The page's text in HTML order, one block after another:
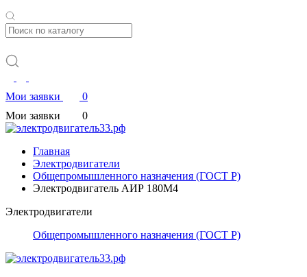
Мои заявки
0
Мои заявки
0
Главная
Электродвигатели
Общепромышленного назначения (ГОСТ Р)
Электродвигатель АИР 180М4
Электродвигатели
Общепромышленного назначения (ГОСТ Р)